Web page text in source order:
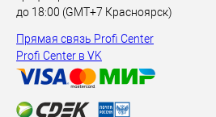
до 18:00 (GMT+7 Красноярск)
Прямая связь Profi Center
Profi Center в VK